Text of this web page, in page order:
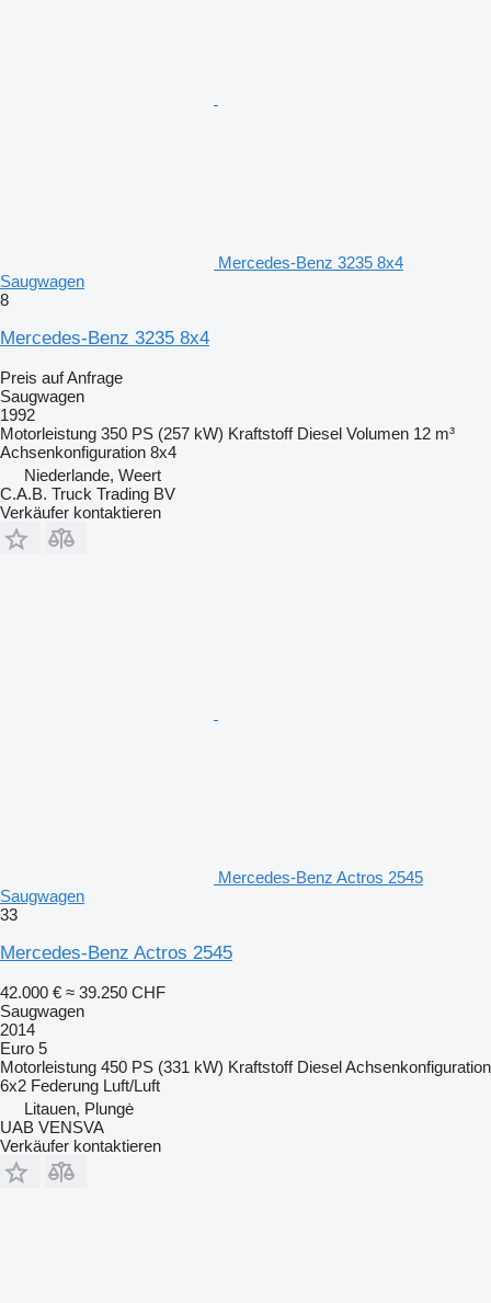
Mercedes-Benz 3235 8x4
Saugwagen
8
Mercedes-Benz 3235 8x4
Preis auf Anfrage
Saugwagen
1992
Motorleistung 350 PS (257 kW) Kraftstoff Diesel Volumen 12 m³
Achsenkonfiguration 8x4
Niederlande, Weert
C.A.B. Truck Trading BV
Verkäufer kontaktieren
Mercedes-Benz Actros 2545
Saugwagen
33
Mercedes-Benz Actros 2545
42.000 € ≈ 39.250 CHF
Saugwagen
2014
Euro 5
Motorleistung 450 PS (331 kW) Kraftstoff DieselAchsenkonfiguration
6x2 Federung Luft/Luft
Litauen, Plungė
UAB VENSVA
Verkäufer kontaktieren